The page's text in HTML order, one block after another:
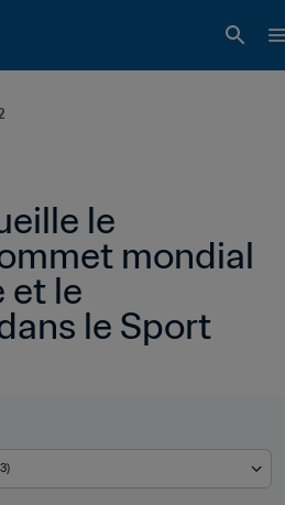
le
mondial
et le
le Sport